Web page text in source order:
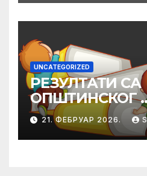
UNCATEGORIZED
РЕЗУЛТАТИ СА
ОПШТИНСКОГ
ТАКМИЧЕЊА
ПРАВОСЛАВНЕ
ВЈЕРОНАУКЕ
21. ФЕБРУАР 2026.